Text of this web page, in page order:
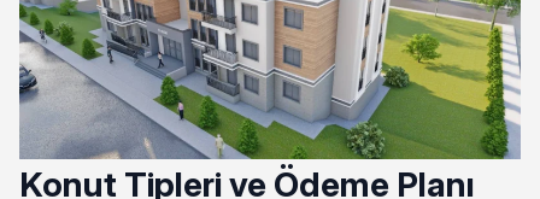
Konut Tipleri ve Ödeme Planı